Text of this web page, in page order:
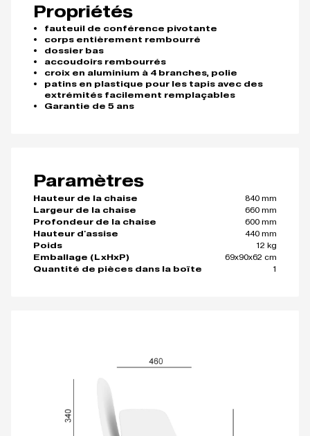
Propriétés
fauteuil de conférence pivotante
corps entièrement rembourré
dossier bas
accoudoirs rembourrés
croix en aluminium à 4 branches, polie
patins en plastique pour les tapis avec des
extrémités facilement remplaçables
Garantie de 5 ans
Paramètres
Hauteur de la chaise
840 mm
Largeur de la chaise
660 mm
Profondeur de la chaise
600 mm
Hauteur d'assise
440 mm
Poids
12 kg
Emballage (LxHxP)
69x90x62 cm
Quantité de pièces dans la boîte
1